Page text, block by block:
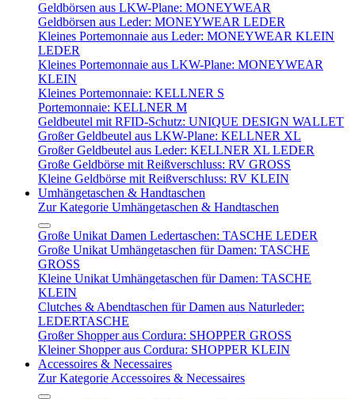
Geldbörsen aus LKW-Plane: MONEYWEAR
Geldbörsen aus Leder: MONEYWEAR LEDER
Kleines Portemonnaie aus Leder: MONEYWEAR KLEIN
LEDER
Kleines Portemonnaie aus LKW-Plane: MONEYWEAR
KLEIN
Kleines Portemonnaie: KELLNER S
Portemonnaie: KELLNER M
Geldbeutel mit RFID-Schutz: UNIQUE DESIGN WALLET
Großer Geldbeutel aus LKW-Plane: KELLNER XL
Großer Geldbeutel aus Leder: KELLNER XL LEDER
Große Geldbörse mit Reißverschluss: RV GROSS
Kleine Geldbörse mit Reißverschluss: RV KLEIN
Umhängetaschen & Handtaschen
Zur Kategorie Umhängetaschen & Handtaschen
Große Unikat Damen Ledertaschen: TASCHE LEDER
Große Unikat Umhängetaschen für Damen: TASCHE
GROSS
Kleine Unikat Umhängetaschen für Damen: TASCHE
KLEIN
Clutches & Abendtaschen für Damen aus Naturleder:
LEDERTASCHE
Großer Shopper aus Cordura: SHOPPER GROSS
Kleiner Shopper aus Cordura: SHOPPER KLEIN
Accessoires & Necessaires
Zur Kategorie Accessoires & Necessaires